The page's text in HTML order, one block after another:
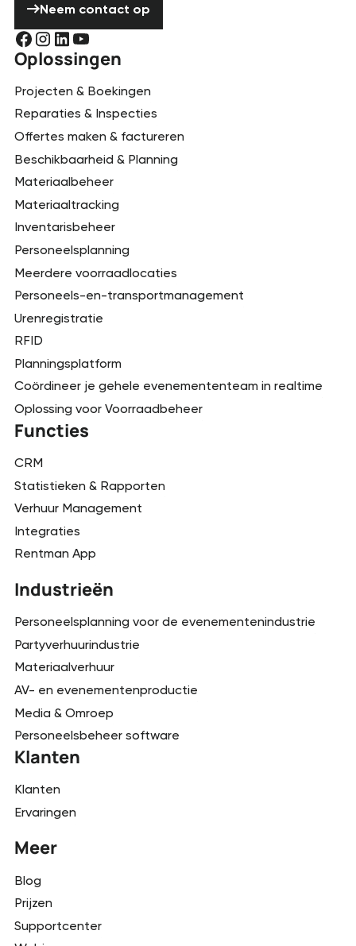
Neem contact op
Oplossingen
Projecten & Boekingen
Reparaties & Inspecties
Offertes maken & factureren
Beschikbaarheid & Planning
Materiaalbeheer
Materiaaltracking
Inventarisbeheer
Personeelsplanning
Meerdere voorraadlocaties
Personeels-en-transportmanagement
Urenregistratie
RFID
Planningsplatform
Coördineer je gehele evenemententeam in realtime
Oplossing voor Voorraadbeheer
Functies
CRM
Statistieken & Rapporten
Verhuur Management
Integraties
Rentman App
Industrieën
Personeelsplanning voor de evenementenindustrie
Partyverhuurindustrie
Materiaalverhuur
AV- en evenementenproductie
Media & Omroep
Personeelsbeheer software
Klanten
Klanten
Ervaringen
Meer
Blog
Prijzen
Supportcenter